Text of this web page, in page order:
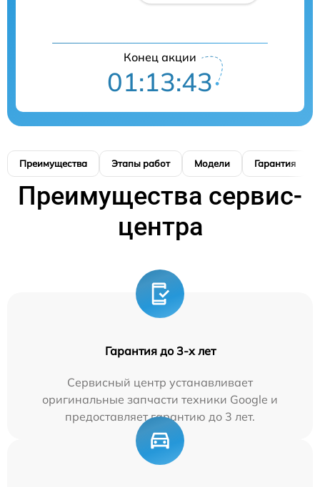
Конец акции
01:13:42
Преимущества Этапы работ Модели Гарантия
Преимущества сервис-
центра
Гарантия до 3-х лет
Сервисный центр устанавливает
оригинальные запчасти техники Google и
предоставляет гарантию до 3 лет.